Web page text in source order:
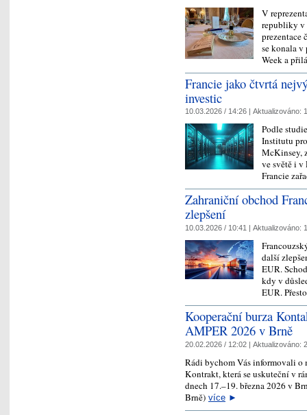
V
republiky v
prezentace
se konala v
Week a
Francie jako čtvrtá
investic
10.03.2026 / 14:26 | Aktualizováno:
Podle
Institutu
McKinsey,
ve světě i
Francie
Zahraniční obchod
zlepšení
10.03.2026 / 10:41 | Aktualizováno:
další
EUR.
kdy v
EUR.
Kooperační burza
AMPER 2026 v Brně
20.02.2026 / 12:02 | Aktualizováno:
Rádi bychom Vás informovali o
Kontrakt, která se uskuteční v
dnech 17.–19. března 2026 v
Brně) více ►